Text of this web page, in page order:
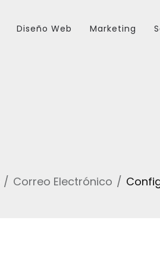
Diseño Web Marketing
Correo Electrónico